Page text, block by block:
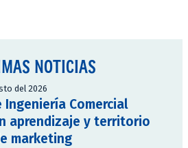
NOTICIAS
del 2026
Comercial
aprendizaje y territorio
marketing